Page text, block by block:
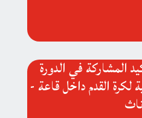
المشاركة في الدورة
لكرة القدم داخل قاعة -